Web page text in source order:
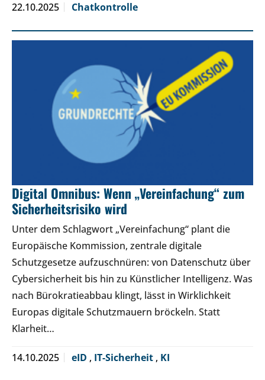
22.10.2025 Chatkontrolle
Digital Omnibus: Wenn „Vereinfachung“ zum
Sicherheitsrisiko wird
Unter dem Schlagwort „Vereinfachung“ plant die
Europäische Kommission, zentrale digitale
Schutzgesetze aufzuschnüren: von Datenschutz über
Cybersicherheit bis hin zu Künstlicher Intelligenz. Was
nach Bürokratieabbau klingt, lässt in Wirklichkeit
Europas digitale Schutzmauern bröckeln. Statt
Klarheit…
14.10.2025 eID , IT-Sicherheit , KI